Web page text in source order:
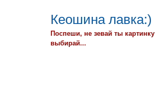
Кеошина лавка:)
Поспеши, не зевай ты картинку
выбирай...